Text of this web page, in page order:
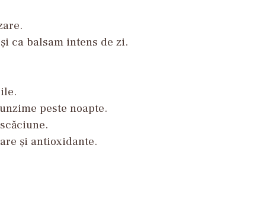
ca balsam intens de zi.
peste noapte.
și antioxidante.